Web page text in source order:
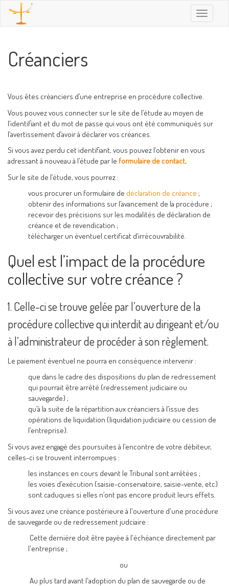
Toggle
Créanciers
Vous êtes créanciers d’une entreprise en procédure collective.
Vous pouvez vous connecter sur le site de l’étude au moyen de
l’identifiant et du mot de passe qui vous ont été communiqués sur
l’avertissement d’avoir à déclarer vos créances.
Si vous avez perdu cet identifiant, vous pouvez l’obtenir en vous
adressant à nouveau à l’étude par le formulaire de contact.
Sur le site de l’étude, vous pourrez :
vous procurer un formulaire de déclaration de créance ;
obtenir des informations sur l’avancement de la procédure ;
recevoir des précisions sur les modalités de déclaration de
créance et de revendication ;
télécharger un éventuel certificat d’irrécouvrabilité.
Quel est l’impact de la procédure
collective sur votre créance ?
1. Celle-ci se trouve gelée par l’ouverture de la
procédure collective qui interdit au dirigeant et/ou
à l’administrateur de procéder à son règlement.
Le paiement éventuel ne pourra en conséquence intervenir :
que dans le cadre des dispositions du plan de redressement
qui pourrait être arrêté (redressement judiciaire ou
sauvegarde) ;
qu’à la suite de la répartition aux créanciers à l’issue des
opérations de liquidation (liquidation judiciaire ou cession de
l’entreprise).
Si vous avez engagé des poursuites à l’encontre de votre débiteur,
celles-ci se trouvent interrompues :
les instances en cours devant le Tribunal sont arrêtées ;
les voies d’exécution (saisie-conservatoire, saisie-vente, etc)
sont caduques si elles n’ont pas encore produit leurs effets.
Si vous avez une créance postérieure à l'ouverture d'une procédure
de sauvegarde ou de redressement judciaire :
Cette dernière doit être payée à l'échéance directement par
l'entreprise ;
ou
Au plus tard avant l'adoption du plan de sauvegarde ou de